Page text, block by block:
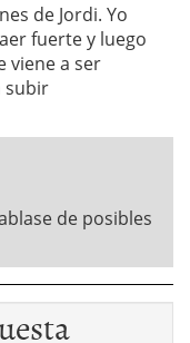
de Jordi. Yo
fuerte y luego
viene a ser
subir
de posibles